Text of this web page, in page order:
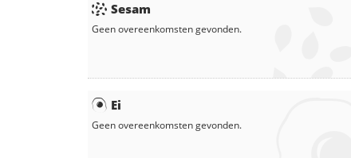
Sesam
Geen overeenkomsten gevonden.
Ei
Geen overeenkomsten gevonden.